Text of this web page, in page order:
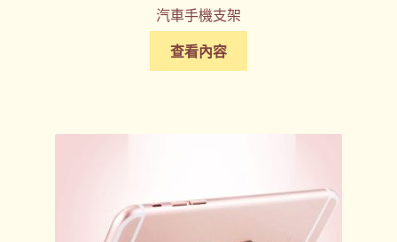
汽車手機支架
查看內容